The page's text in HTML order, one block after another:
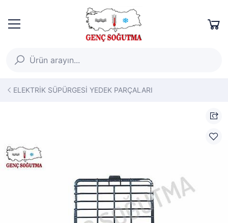
ELEKTRİK SÜPÜRGESİ YEDEK PARÇALARI